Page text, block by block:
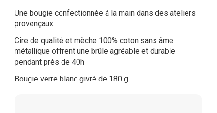
Une bougie confectionnée à la main dans des ateliers
provençaux.
Cire de qualité et mèche 100% coton sans âme
métallique offrent une brûle agréable et durable
pendant près de 40h
Bougie verre blanc givré de 180 g